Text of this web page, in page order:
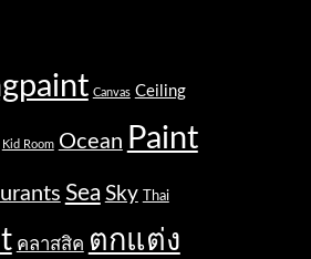
Canvas Ceiling
Kid Room Ocean Paint
Sea Sky Thai
คลาสสิค ตกแต่ง